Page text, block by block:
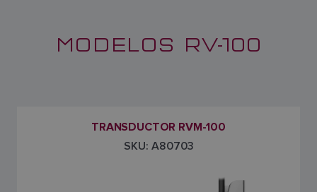
MODELOS RV-100
TRANSDUCTOR RVM-100
SKU: A80703